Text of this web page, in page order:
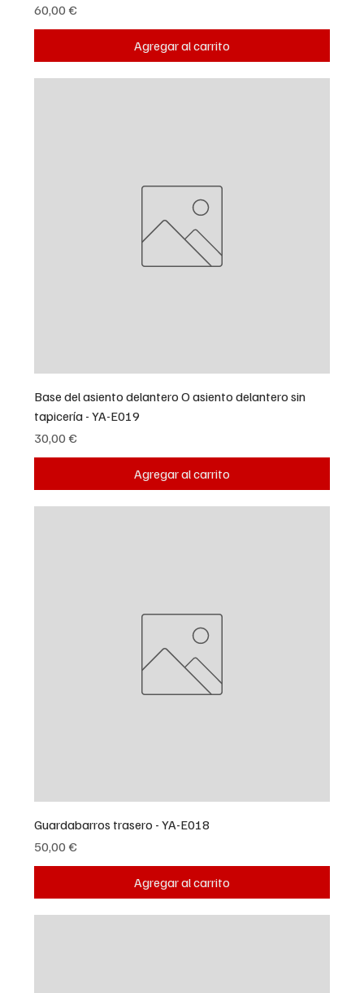
Precio
60,00 €
Agregar al carrito
Base del asiento delantero O asiento delantero sin
tapicería - YA-E019
Precio
30,00 €
Agregar al carrito
Guardabarros trasero - YA-E018
Precio
50,00 €
Agregar al carrito